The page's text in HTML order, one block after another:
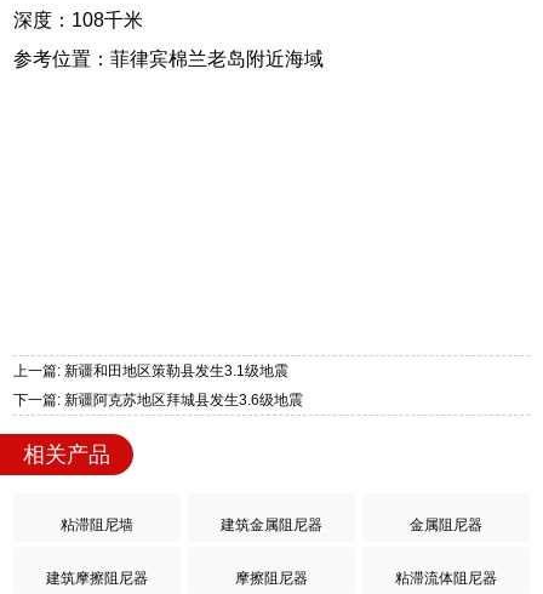
深度：108千米
参考位置：菲律宾棉兰老岛附近海域
上一篇: 新疆和田地区策勒县发生3.1级地震
下一篇: 新疆阿克苏地区拜城县发生3.6级地震
相关产品
粘滞阻尼墙 建筑金属阻尼器 金属阻尼器
建筑摩擦阻尼器 摩擦阻尼器 粘滞流体阻尼器